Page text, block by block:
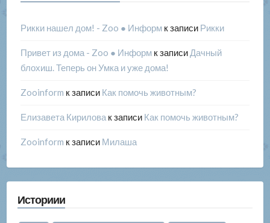
Рикки нашел дом! - Zoo ● Информк записи Рикки
Привет из дома - Zoo ● Информк записи Дачный
блохиш. Теперь он Умка и уже дома!
Zooinform к записи Как помочь животным?
Елизавета Кириловак записи Как помочь животным?
Zooinform к записи Милаша
Историии